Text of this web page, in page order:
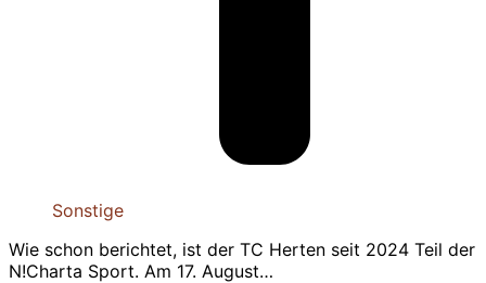
Sonstige
Wie schon berichtet, ist der TC Herten seit 2024 Teil der
N!Charta Sport. Am 17. August…